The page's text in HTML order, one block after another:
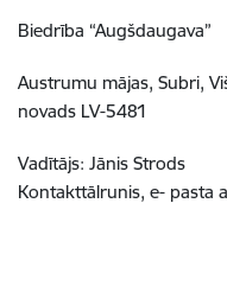
Biedrība “Augšdaugava”
Austrumu mājas, Subri,
novads LV-5481
Vadītājs: Jānis Strods
Kontakttālrunis, e- pasta